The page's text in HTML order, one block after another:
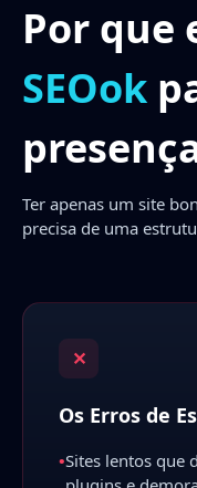
Por que
SEOok
Ter apenas um site
precisa de uma
✕
Os Erros de
•Sites lentos que